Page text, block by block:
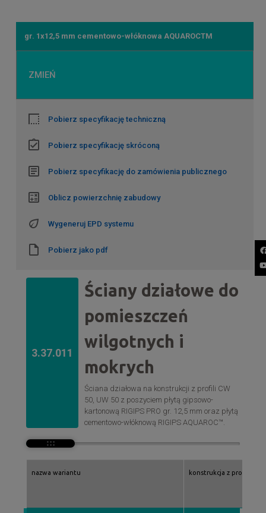
gr. 1x12,5 mm cementowo-włóknowa AQUAROCTM
ZMIEŃ
Pobierz specyfikację techniczną
Pobierz specyfikację skróconą
Pobierz specyfikację do zamówienia publicznego
Oblicz powierzchnię zabudowy
Wygeneruj EPD systemu
Pobierz jako pdf
3.37.011
Ściany działowe do
pomieszczeń
wilgotnych i
mokrych
Ściana działowa na konstrukcji z profili CW
50, UW 50 z poszyciem płytą gipsowo-
kartonową RIGIPS PRO gr. 12,5 mm oraz płytą
cementowo-włóknową RIGIPS AQUAROC™.
nazwa wariantu konstrukcja z profili